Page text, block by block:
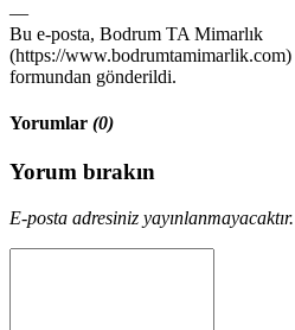
—
Bu e-posta, Bodrum TA Mimarlık
(https://
formundan gönderildi.
Yorumlar (0)
Yorum bırakın
E-posta adresiniz yayınlanmayacaktır.